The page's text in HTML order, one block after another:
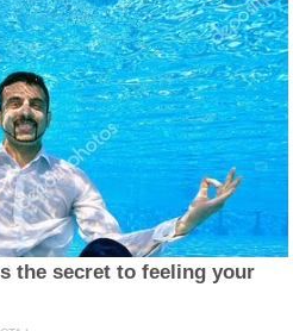
the secret to feeling your